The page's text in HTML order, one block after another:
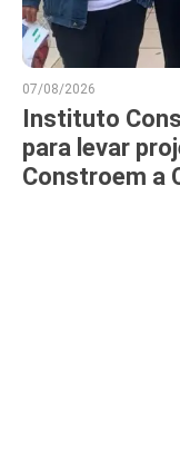
07/08/2026
Instituto
para levar
Constroem a